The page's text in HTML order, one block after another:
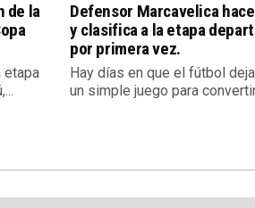
de la
etapa
Defensor Marcavelica
y clasifica a la etapa
por primera vez.
Hay días en que el fútbol
un simple juego para